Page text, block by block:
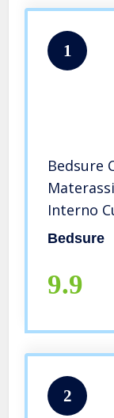
1
Bedsure
Interno
Lavabile
Bedsure
9.9
2